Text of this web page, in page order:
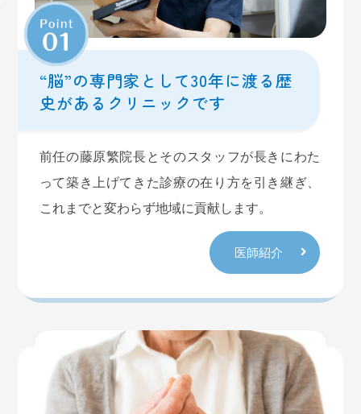
2025.11.17
重要なお知らせ
1月6日より電子カルテシステムの更新を行います。
ご不便をおかけいたしますが、より円滑で質の高い
診療体制を整えるための対応ですので、
何卒ご理解とご協力のほどよろしくお願いいたしま
年末年始の診療について
年内の最後の診療日は12月27日（土）です
“脳”の専門家として30年に渡る歴
史があるクリニックです
前任の藤原繁院長とそのスタッフが長きにわた
って築き上げてきた診療の在り方を引き継ぎ、
これまでと変わらず地域に貢献します。
医師紹介